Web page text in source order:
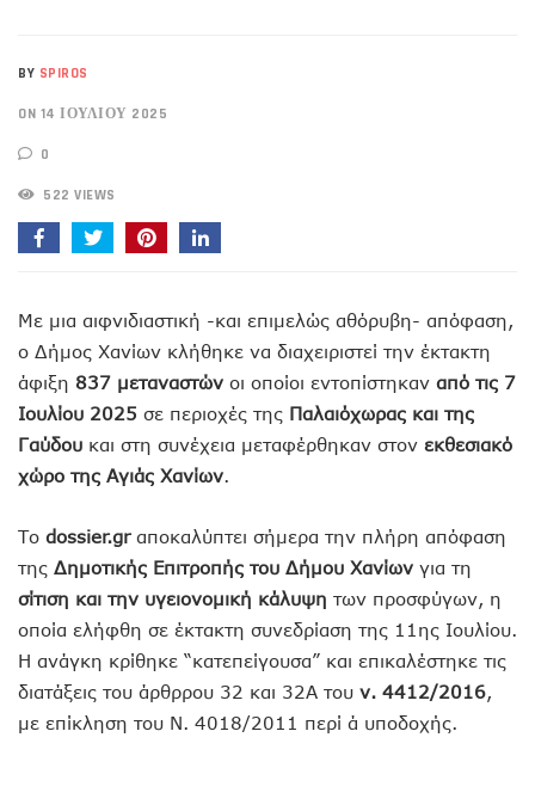
BY SPIROS
ON 14 ΙΟΥΛΊΟΥ 2025
0
522 VIEWS
Με μια αιφνιδιαστική -και επιμελώς αθόρυβη- απόφαση,
ο Δήμος Χανίων κλήθηκε να διαχειριστεί την έκτακτη
άφιξη 837 μεταναστών οι οποίοι εντοπίστηκαν από τις 7
Ιουλίου 2025 σε περιοχές της Παλαιόχωρας και της
Γαύδου και στη συνέχεια μεταφέρθηκαν στον εκθεσιακό
χώρο της Αγιάς Χανίων.
Το dossier.grαποκαλύπτει σήμερα την πλήρη απόφαση
της Δημοτικής Επιτροπής του Δήμου Χανίων για τη
σίτιση και την υγειονομική κάλυψη των προσφύγων, η
οποία ελήφθη σε έκτακτη συνεδρίαση της 11ης Ιουλίου.
Η ανάγκη κρίθηκε “κατεπείγουσα” και επικαλέστηκε τις
διατάξεις του άρθρρου 32 και 32Α του ν. 4412/2016,
με επίκληση του Ν. 4018/2011 περί ά υποδοχής.